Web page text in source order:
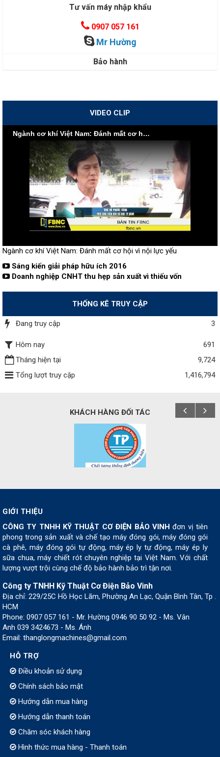
Tư vấn máy nhập khẩu
0907 057 161
Mr Hường
Bảo hành
VIDEO CLIP
Ngành cơ khí Việt Nam: Đánh mất cơ hội vì nội lực yếu
Ngành cơ khí Việt Nam: Đánh mất cơ hội vì nội lực yếu
Sáng kiến giải pháp hữu ích 2016
Doanh nghiệp CNHT thu hẹp sản xuất vì thiếu vốn
THỐNG KÊ TRUY CẬP
Đang truy cập 3
Hôm nay
691
Tháng hiện tại
9,724
Tổng lượt truy cập
1,416,794
KHÁCH HÀNG ĐỐI TÁC
GIỚI THIỆU
CÔNG TY TNHH KỸ THUẬT CƠ ĐIỆN BẢO VINH đơn vị tiên
phong trong sản xuất và chế tạo máy đóng gói, máy đóng gói
cà phê, máy đóng gói tự động, máy ép ly tự động, máy ép ly
sữa chua, máy chiết rót chuyên nghiệp tại Việt Nam. Với chất
lượng vượt trội cùng chế độ bảo hành bảo trì tận nơi.
Công ty TNHH Kỹ Thuật Cơ Điện Bảo Vinh
Địa chỉ: 229/25C Hồ Học Lãm, Phường An Lạc, Quận Bình Tân, Tp .
HCM
Phone: 0907 057 161 - Mr. Hường 0946 90 50 92 - Ms. Vân
Anh 039 3424673 - Ms. Ánh
Email: thanglongmachines@gmail.com
HỖ TRỢ
Điều khoản sử dụng
Chính sách bảo mật
Hướng dẫn mua hàng
Hướng dẫn thanh toán
Chăm sóc khách hàng
Hình thức mua hàng - Thanh toán